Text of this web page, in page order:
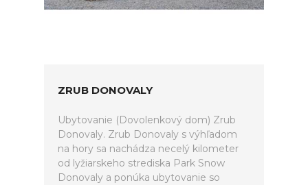
ZRUB DONOVALY
Ubytovanie (Dovolenkový dom) Zrub
Donovaly. Zrub Donovaly s výhľadom
na hory sa nachádza necelý kilometer
od lyžiarskeho strediska Park Snow
Donovaly a ponúka ubytovanie so